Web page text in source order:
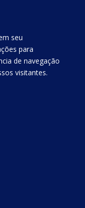
seu
para
de navegação
visitantes.